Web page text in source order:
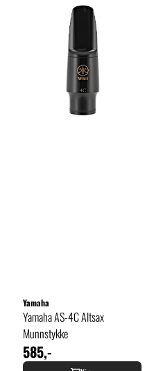
Yamaha
Yamaha AS-4C Altsax
Munnstykke
585,-